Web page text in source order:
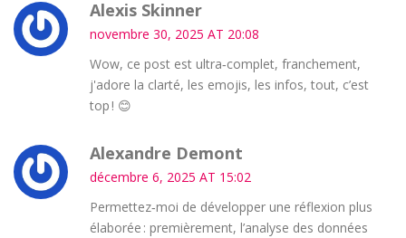
Alexis Skinner
novembre 30, 2025 AT 20:08
Wow, ce post est ultra‑complet, franchement,
j'adore la clarté, les emojis, les infos, tout, c’est
top ! 😊
Alexandre Demont
décembre 6, 2025 AT 15:02
Permettez‑moi de développer une réflexion plus
élaborée : premièrement, l’analyse des données